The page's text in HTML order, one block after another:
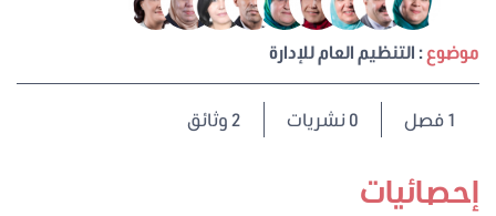
إحصائيات
موضوع: التنظيم العام للإدارة
1فصل 0 نشريات 2 وثائق